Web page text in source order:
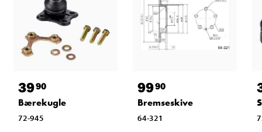
3990
Bærekugle
72-945
9990
Bremseskive
64-321